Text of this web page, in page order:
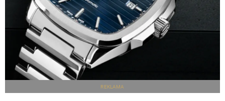
REKLAMA